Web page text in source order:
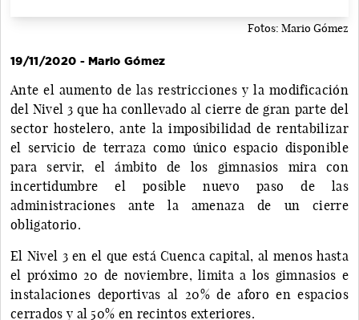
Fotos: Mario Gómez
19/11/2020 - Mario Gómez
Ante el aumento de las restricciones y la modificación
del Nivel 3 que ha conllevado al cierre de gran parte del
sector hostelero, ante la imposibilidad de rentabilizar
el servicio de terraza como único espacio disponible
para servir, el ámbito de los gimnasios mira con
incertidumbre el posible nuevo paso de las
administraciones ante la amenaza de un cierre
obligatorio.
El Nivel 3 en el que está Cuenca capital, al menos hasta
el próximo 20 de noviembre, limita a los gimnasios e
instalaciones deportivas al 20% de aforo en espacios
cerrados y al 50% en recintos exteriores.